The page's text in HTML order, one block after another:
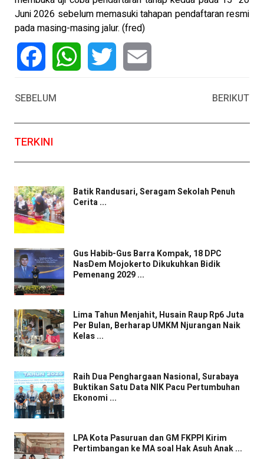
Juni 2026 sebelum memasuki tahapan pendaftaran resmi
pada masing-masing jalur. (fred)
SEBELUM
BERIKUT
TERKINI
Batik Randusari, Seragam Sekolah Penuh
Cerita ...
Gus Habib-Gus Barra Kompak, 18 DPC
NasDem Mojokerto Dikukuhkan Bidik
Pemenang 2029 ...
Lima Tahun Menjahit, Husain Raup Rp6 Juta
Per Bulan, Berharap UMKM Njurangan Naik
Kelas ...
Raih Dua Penghargaan Nasional, Surabaya
Buktikan Satu Data NIK Pacu Pertumbuhan
Ekonomi ...
LPA Kota Pasuruan dan GM FKPPI Kirim
Pertimbangan ke MA soal Hak Asuh Anak ...